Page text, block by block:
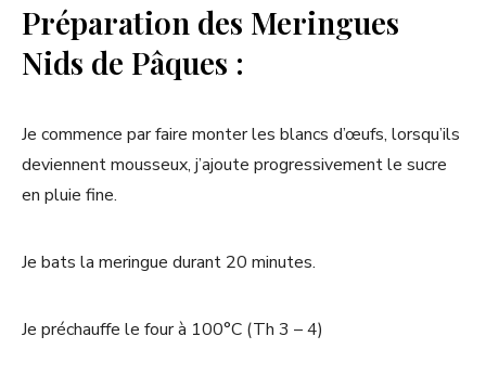
Préparation des Meringues
Nids de Pâques :
Je commence par faire monter les blancs d’œufs, lorsqu’ils
deviennent mousseux, j’ajoute progressivement le sucre
en pluie fine.
Je bats la meringue durant 20 minutes.
Je préchauffe le four à 100°C (Th 3 – 4)